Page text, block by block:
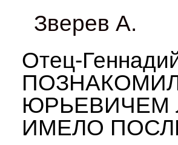
Зверев А.
Отец-
ЮРЬЕВИЧЕМ
ИМЕЛО